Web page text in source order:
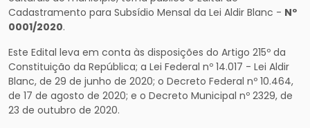
Cadastramento para Subsídio Mensal da Lei Aldir Blanc - Nº
0001/2020.
Este Edital leva em conta às disposições do Artigo 215º da
Constituição da República; a Lei Federal nº 14.017 - Lei Aldir
Blanc, de 29 de junho de 2020; o Decreto Federal nº 10.464,
de 17 de agosto de 2020; e o Decreto Municipal nº 2329, de
23 de outubro de 2020.